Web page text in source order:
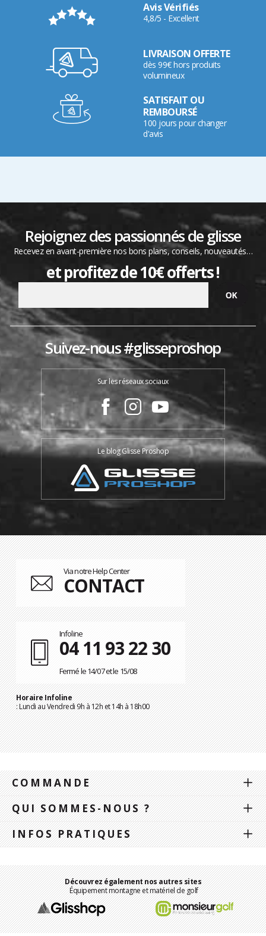
Avis Vérifiés
4,8/5 - Excellent
LIVRAISON OFFERTE
dès 99€ hors produits
volumineux
SATISFAIT OU
REMBOURSÉ
100 jours pour changer
d'avis
Rejoignez des passionnés de glisse
Recevez en avant-première nos bons plans, conseils, nouveautés…
et profitez de 10€ offerts !
Suivez-nous #glisseproshop
Sur les réseaux sociaux
Le blog Glisse Proshop
Via notre Help Center
CONTACT
Infoline
04 11 93 22 30
Fermé le 14/07 et le 15/08
Horaire Infoline
: Lundi au Vendredi 9h à 12h et 14h à 18h00
COMMANDE
QUI SOMMES-NOUS ?
INFOS PRATIQUES
Découvrez également nos autres sites
Équipement montagne et matériel de golf